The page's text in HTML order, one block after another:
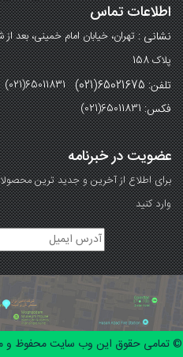
اطلاعات تماس
نشانی :تهران، خیابان امام خمینی، بعد
پلاک 158
تلفن: 65021675(021)
فکس:(021)65011831
عضویت در خبرنامه
برای اطلاع از آخرین و جدید ترین
وارد کنید
© تمامی حقوق این وب سایت محفوظ و